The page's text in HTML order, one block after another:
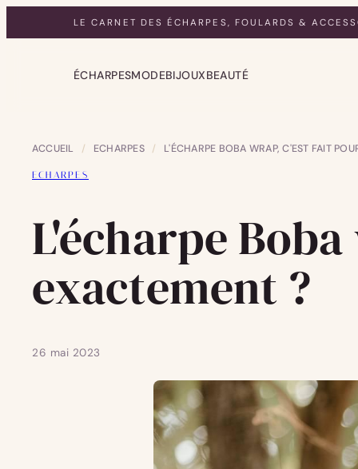
LE CARNET DES ÉCHARPES, FOULARDS &
ÉCHARPESMODEBIJOUXBEAUTÉ
ACCUEIL / ECHARPES / L'ÉCHARPE BOBA WRAP, C'EST FAIT
ECHARPES
L'écharpe
exactement ?
26 mai 2023